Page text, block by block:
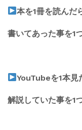
本を1冊を読んだ
書いてあった事を1
YouTubeを1本見
解説していた事を1